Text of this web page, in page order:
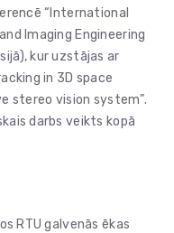
“International
Imaging Engineering
kur uzstājas ar
in 3D space
stereo vision system”.
darbs veikts kopā
RTU galvenās ēkas